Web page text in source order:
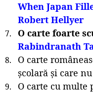
When Japan
Robert Hellyer
O carte foarte
Rabindranath
O carte
școlară și care
O carte cu multe